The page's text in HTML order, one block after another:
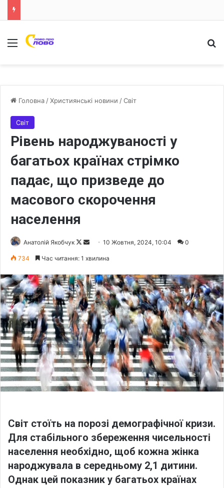
Меню
Головна /Християнські новини /Світ
Світ
Рівень народжуваності у
багатьох країнах стрімко
падає, що призведе до
масового скорочення
населення
Анатолій Якобчук
F
l
o
w
o
n
X
d
a
n
e
m
a
i
l
10 Жовтня, 2024, 10:04 0
734 Час читання: 1 хвилина
Світ стоїть на порозі демографічної кризи.
Для стабільного збереження чисельності
населення необхідно, щоб кожна жінка
народжувала в середньому 2,1 дитини.
Однак цей показник у багатьох країнах